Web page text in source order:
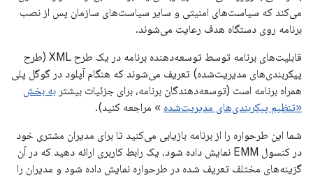
می‌کند که سیاست‌های امنیتی و سایر سیاست‌های سازمان پس از نصب
برنامه روی دستگاه هدف رعایت می‌شوند.
قابلیت‌های برنامه توسط توسعه‌دهنده برنامه در یک طرح XML (طرح
پیکربندی‌های مدیریت‌شده) تعریف می‌شوند که هنگام آپلود در گوگل پلی
همراه برنامه است (توسعه‌دهندگان برنامه، برای جزئیات بیشتر به بخش
«تنظیم پیکربندی‌های مدیریت‌شده » مراجعه کنید).
شما این طرحواره را از برنامه بازیابی می‌کنید تا برای مدیران مشتری خود
در کنسول EMM نمایش داده شود، یک رابط کاربری ارائه دهید که در آن
گزینه‌های مختلف تعریف شده در طرحواره نمایش داده شود و مدیران را